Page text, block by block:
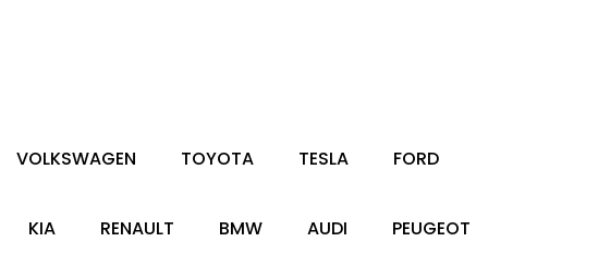
VOLKSWAGEN TOYOTA TESLA FORD
KIA RENAULT BMW AUDI PEUGEOT